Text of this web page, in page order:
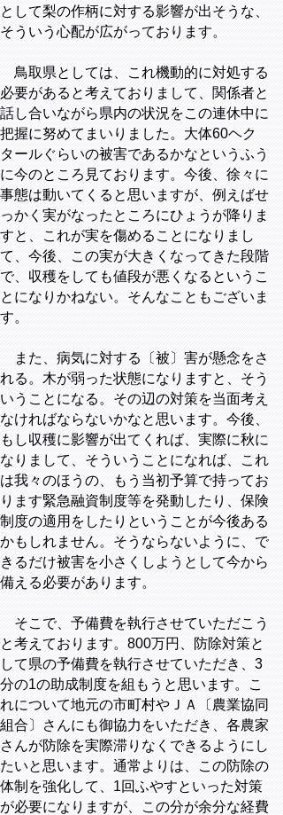
として梨の作柄に対する影響が出そうな、
そういう心配が広がっております。
鳥取県としては、これ機動的に対処する
必要があると考えておりまして、関係者と
話し合いながら県内の状況をこの連休中に
把握に努めてまいりました。大体60ヘク
タールぐらいの被害であるかなというふう
に今のところ見ております。今後、徐々に
事態は動いてくると思いますが、例えばせ
っかく実がなったところにひょうが降りま
すと、これが実を傷めることになりまし
て、今後、この実が大きくなってきた段階
で、収穫をしても値段が悪くなるというこ
とになりかねない。そんなこともございま
す。
また、病気に対する〔被〕害が懸念をさ
れる。木が弱った状態になりますと、そう
いうことになる。その辺の対策を当面考え
なければならないかなと思います。今後、
もし収穫に影響が出てくれば、実際に秋に
なりまして、そういうことになれば、これ
は我々のほうの、もう当初予算で持ってお
ります緊急融資制度等を発動したり、保険
制度の適用をしたりということが今後ある
かもしれません。そうならないように、で
きるだけ被害を小さくしようとして今から
備える必要があります。
そこで、予備費を執行させていただこう
と考えております。800万円、防除対策と
して県の予備費を執行させていただき、3
分の1の助成制度を組もうと思います。こ
れについて地元の市町村やＪＡ〔農業協同
組合〕さんにも御協力をいただき、各農家
さんが防除を実際滞りなくできるようにし
たいと思います。通常よりは、この防除の
体制を強化して、1回ふやすといった対策
が必要になりますが、この分が余分な経費